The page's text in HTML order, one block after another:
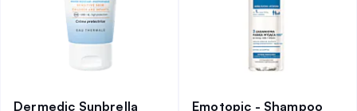
Dermedic Sunbrella
Emotopic - Shampoo